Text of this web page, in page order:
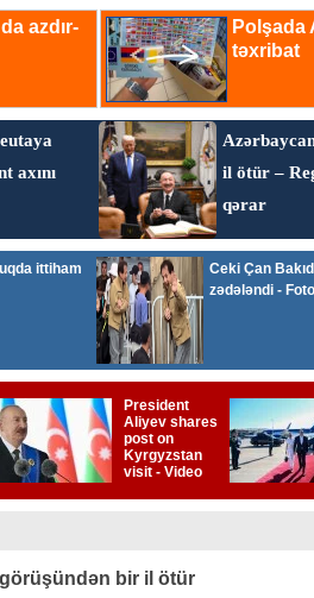
bir il ötür
Tanınmış aşığın
Tanınmış aşığın